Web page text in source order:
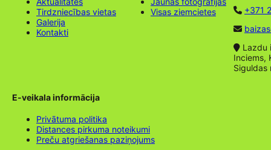
Tirdzniecības vietas
Galerija
Kontakti
Visas ziemcietes
+371
Lazdu
Inciems,
Siguldas
E-veikala informācija
Privātuma politika
Distances pirkuma noteikumi
Preču atgriešanas paziņojums